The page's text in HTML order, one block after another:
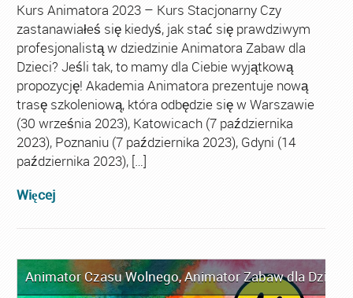
Kurs Animatora 2023 – Kurs Stacjonarny Czy
zastanawiałeś się kiedyś, jak stać się prawdziwym
profesjonalistą w dziedzinie Animatora Zabaw dla
Dzieci? Jeśli tak, to mamy dla Ciebie wyjątkową
propozycję! Akademia Animatora prezentuje nową
trasę szkoleniową, która odbędzie się w Warszawie
(30 września 2023), Katowicach (7 października
2023), Poznaniu (7 października 2023), Gdyni (14
października 2023), […]
Więcej
Animator Czasu Wolnego,Animator Zabaw dla Dzieci